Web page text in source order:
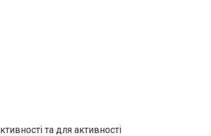
та для активності